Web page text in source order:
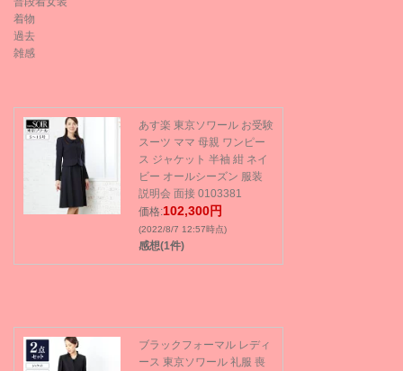
着物
過去
雑感
あす楽 東京ソワール お受験
スーツ ママ 母親 ワンピー
ス ジャケット 半袖 紺 ネイ
ビー オールシーズン 服装
説明会 面接 0103381
価格:102,300円
(2022/8/7 12:57時点)
感想(1件)
ブラックフォーマル レディ
ース 東京ソワール 礼服 喪